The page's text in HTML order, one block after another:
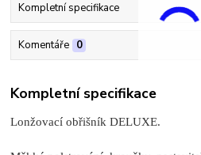
Kompletní specifikace
Komentáře 0
Kompletní specifikace
Lonžovací obřišník DELUXE.